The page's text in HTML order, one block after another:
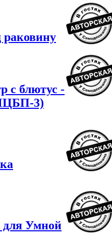
раковину
с блютус -
3)
для Умной